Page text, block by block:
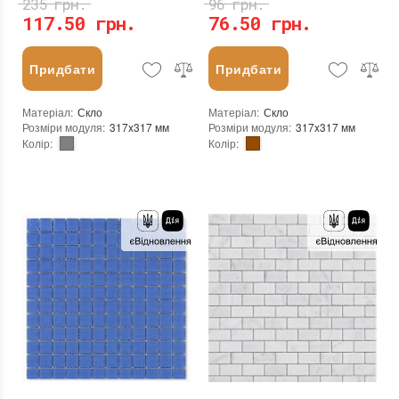
117.50 грн.
Придбати
Матеріал: Скло
Розміри модуля: 317x317 мм
Колір:
Форма чіпа: Квадратна
Основа: Сітка
Призначення:
В інтер'єрі, Для лазні, Для басейну, Для ванної кімнати та туалету, Для вітальні, Для душової, Для кухні, Для спальні, Для фартуха, Для фасаду, Для хамама
Кількість модулів у упаковці:
20 шт.
Вага модуля
0,7 кг
Розмір чіпа:
24x24 мм
Товщина чіпа: 4 мм
Площа модуля: 0,1 м²
Країна виробника: Україна
Бренд: AquaMo
Тип поверхні: Матова
76.50 грн.
Придбати
Матеріал: Скло
Розміри модуля: 317x317 мм
Колір:
Форма чіпа
Квадратна
Основа: Сітка
Призначення:
В інтер'єрі, Для лазні, Для басейну, Для ванної кімнати та туалету, Для вітальні, Для душової, Для кухні, Для спальні, Для фартуха, Для фасаду, Для хамама
Кількість модулів у упаковці:
20 шт.
Вага модуля: 0,7 кг
Розмір чіпа: 24x24 мм
Товщина чіпа: 4 мм
Площа модуля: 0,1 м²
Країна виробника: Україна
Бренд: AquaMo
Колір виробника:
Коричневий, Світло-коричневий